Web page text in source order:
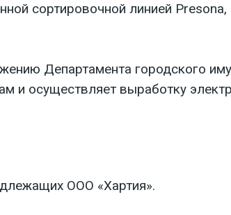
сортировочной линией
Департамента городского
и осуществляет выработку
ООО «Хартия».